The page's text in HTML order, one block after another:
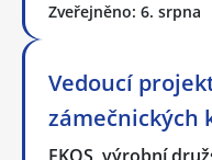
Zveřejněno: 6. srpna
Vedoucí
zámečnických